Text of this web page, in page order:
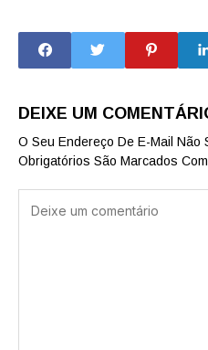
DEIXE UM
O Seu Endereço De E-Mail Não
Obrigatórios São Marcados Com